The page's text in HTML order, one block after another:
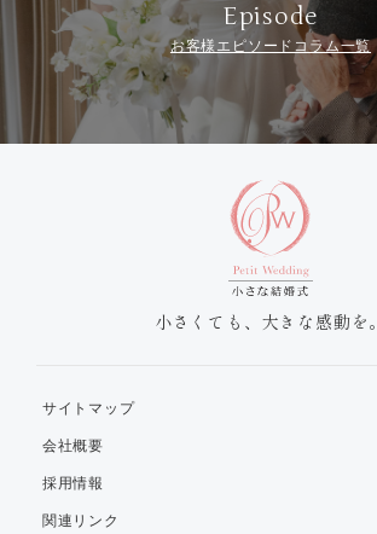
Episode
お客様エピソードコラム一覧
小さくても、大きな感動を。
サイトマップ
会社概要
採用情報
関連リンク